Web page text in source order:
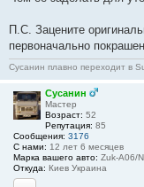
П.С. Зацените
первоначально
Сусанин плавно переходит в
Сусанин
Мастер
Возраст: 52
Репутация: 85
Сообщения: 3176
С нами: 12 лет 6 месяцев
Марка вашего авто: Zuk-A06/
Откуда: Киев Украина